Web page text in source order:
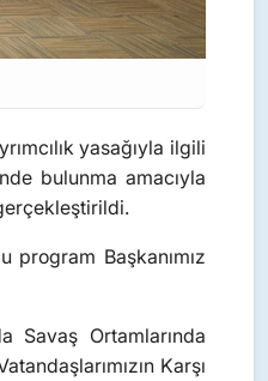
yasağıyla ilgili
bulunma amacıyla
program Başkanımız
Savaş Ortamlarında
Karşı